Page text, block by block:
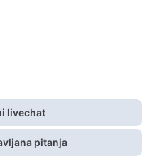
livechat
pitanja